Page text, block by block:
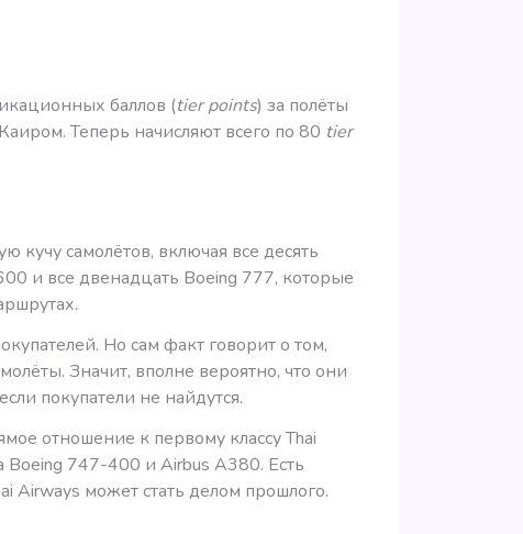
баллов (tier points) за полёты
Теперь начисляют всего по 80 tier
кучу самолётов, включая все десять
и все двенадцать Boeing 777, которые
Но сам факт говорит о том,
Значит, вполне вероятно, что они
покупатели не найдутся.
отношение к первому классу Thai
Boeing 747-400 и Airbus A380. Есть
Airways может стать делом прошлого.